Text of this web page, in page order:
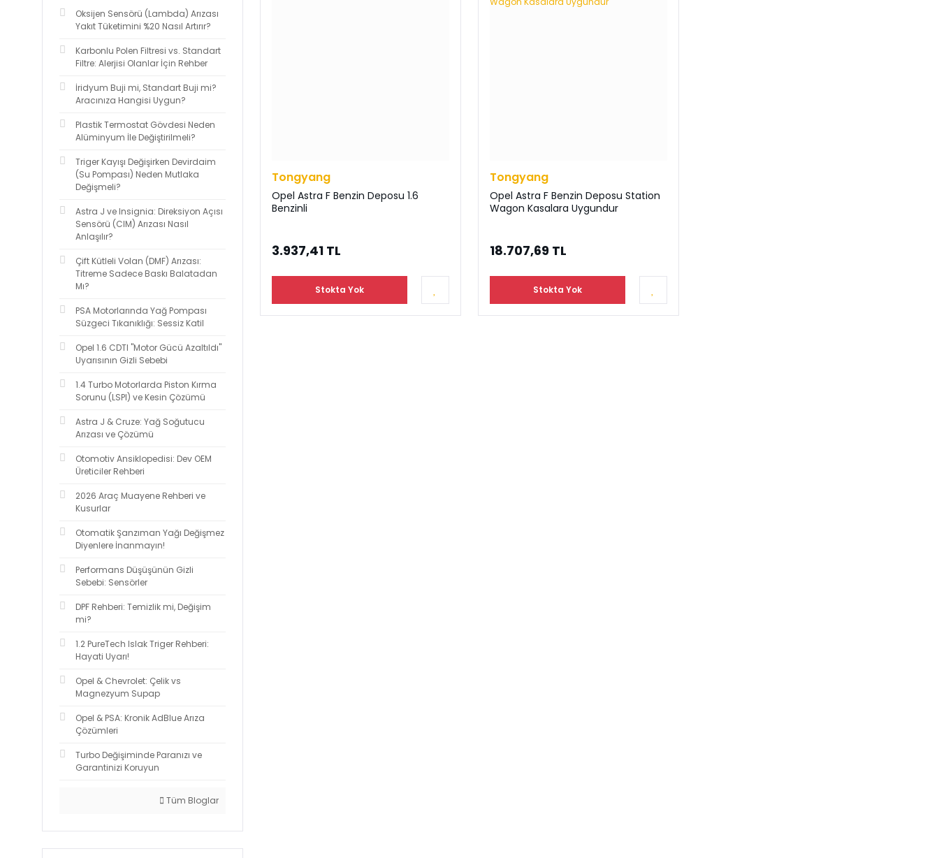
Oksijen Sensörü (Lambda) Arızası
Yakıt Tüketimini %20 Nasıl Artırır?
Karbonlu Polen Filtresi vs. Standart
Filtre: Alerjisi Olanlar İçin Rehber
İridyum Buji mi, Standart Buji mi?
Aracınıza Hangisi Uygun?
Plastik Termostat Gövdesi Neden
Alüminyum İle Değiştirilmeli?
Triger Kayışı Değişirken Devirdaim
(Su Pompası) Neden Mutlaka
Değişmeli?
Astra J ve Insignia: Direksiyon Açısı
Sensörü (CIM) Arızası Nasıl
Anlaşılır?
Çift Kütleli Volan (DMF) Arızası:
Titreme Sadece Baskı Balatadan
Mı?
PSA Motorlarında Yağ Pompası
Süzgeci Tıkanıklığı: Sessiz Katil
Opel 1.6 CDTI "Motor Gücü Azaltıldı"
Uyarısının Gizli Sebebi
1.4 Turbo Motorlarda Piston Kırma
Sorunu (LSPI) ve Kesin Çözümü
Astra J & Cruze: Yağ Soğutucu
Arızası ve Çözümü
Otomotiv Ansiklopedisi: Dev OEM
Üreticiler Rehberi
2026 Araç Muayene Rehberi ve
Kusurlar
Otomatik Şanzıman Yağı Değişmez
Diyenlere İnanmayın!
Performans Düşüşünün Gizli
Sebebi: Sensörler
DPF Rehberi: Temizlik mi, Değişim
mi?
1.2 PureTech Islak Triger Rehberi:
Hayati Uyarı!
Opel & Chevrolet: Çelik vs
Magnezyum Supap
Opel & PSA: Kronik AdBlue Arıza
Çözümleri
Turbo Değişiminde Paranızı ve
Garantinizi Koruyun
Tüm Bloglar
Tongyang
Opel Astra F Benzin Deposu 1.6
Benzinli
3.937,41 TL
Stokta Yok
Tongyang
Opel Astra F Benzin Deposu Station
Wagon Kasalara Uygundur
18.707,69 TL
Stokta Yok